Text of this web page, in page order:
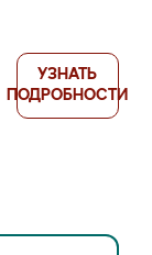
УЗНАТЬ
ПОДРОБНОСТИ